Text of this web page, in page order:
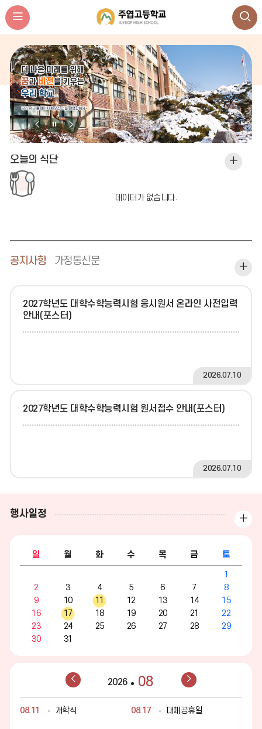
비
주
얼
전
비
주
얼
비
주
오늘의 식단
데이터가 없습니다.
보
공지사항 가정통신문
2027학년도 대학수학능력시험 응시원서 온라인 사전입력
안내(포스터)
2026.07.10
2027학년도 대학수학능력시험 원서접수 안내(포스터)
2026.07.10
행사일정
일 월 화 수 목 금 토
1
2
3 4 5 6 7
8
9
10 11 12 13 14
15
16
17 18 19 20 21
22
23
24 25 26 27 28
29
30
31
이
달
2026 08
다
달
08.11 개학식 08.17 대체공휴일